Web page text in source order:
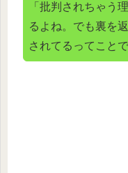
「批判されちゃう
るよね。でも裏を
されてるってこと